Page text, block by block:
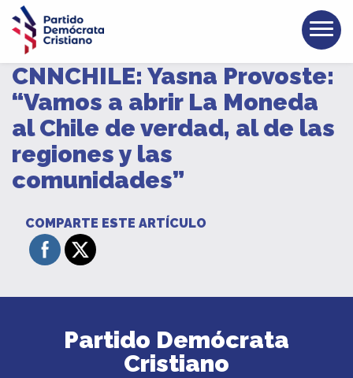
CNNCHILE: Yasna Provoste:
“Vamos a abrir La Moneda
al Chile de verdad, al de las
regiones y las
comunidades”
COMPARTE ESTE ARTÍCULO
Partido Demócrata
Cristiano